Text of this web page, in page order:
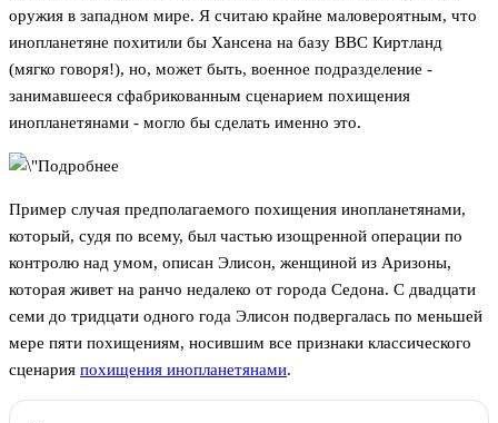
оружия в западном мире. Я считаю крайне маловероятным, что
инопланетяне похитили бы Хансена на базу ВВС Киртланд
(мягко говоря!), но, может быть, военное подразделение -
занимавшееся сфабрикованным сценарием похищения
инопланетянами - могло бы сделать именно это.
Пример случая предполагаемого похищения инопланетянами,
который, судя по всему, был частью изощренной операции по
контролю над умом, описан Элисон, женщиной из Аризоны,
которая живет на ранчо недалеко от города Седона. С двадцати
семи до тридцати одного года Элисон подвергалась по меньшей
мере пяти похищениям, носившим все признаки классического
сценария похищения инопланетянами.